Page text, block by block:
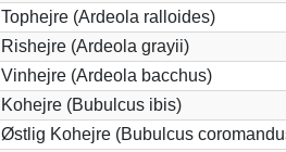
Tophejre (Ardeola ralloides)
Rishejre (Ardeola grayii)
Vinhejre (Ardeola bacchus)
Kohejre (Bubulcus ibis)
Østlig Kohejre (Bubulcus